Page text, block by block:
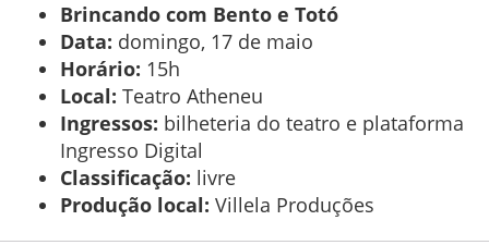
Brincando com Bento e Totó
Data: domingo, 17 de maio
Horário: 15h
Local: Teatro Atheneu
Ingressos: bilheteria do teatro e plataforma
Ingresso Digital
Classificação: livre
Produção local: Villela Produções